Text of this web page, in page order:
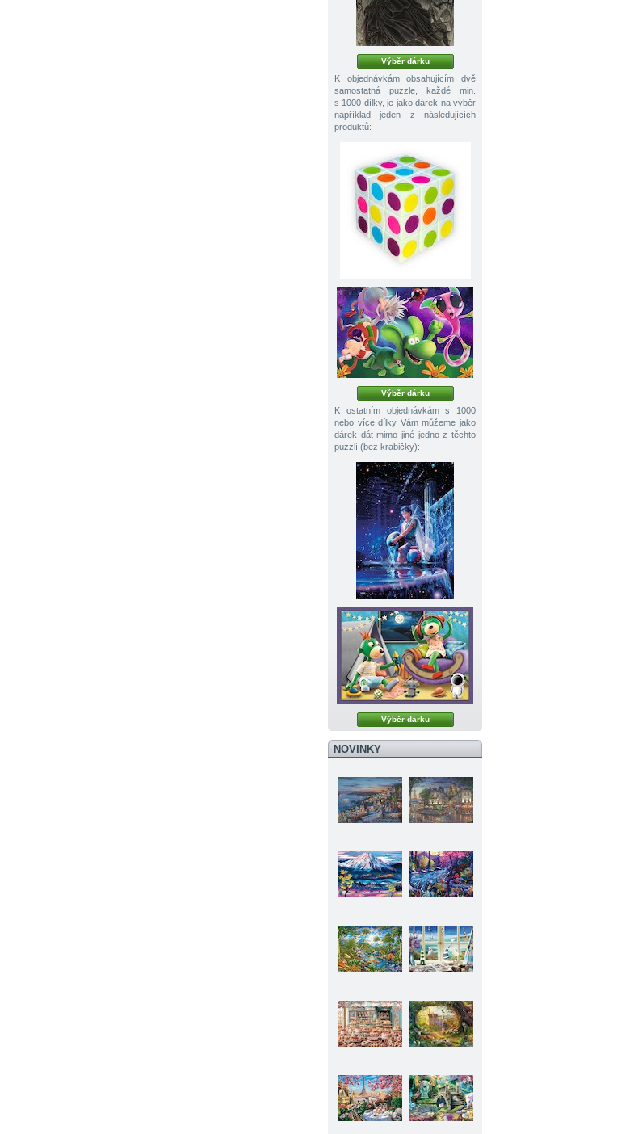
Výběr dárku
K objednávkám obsahujícím dvě
samostatná puzzle, každé min.
s 1000 dílky, je jako dárek na výběr
například jeden z následujících
produktů:
Výběr dárku
K ostatním objednávkám s 1000
nebo více dílky Vám můžeme jako
dárek dát mimo jiné jedno z těchto
puzzlí (bez krabičky):
Výběr dárku
NOVINKY